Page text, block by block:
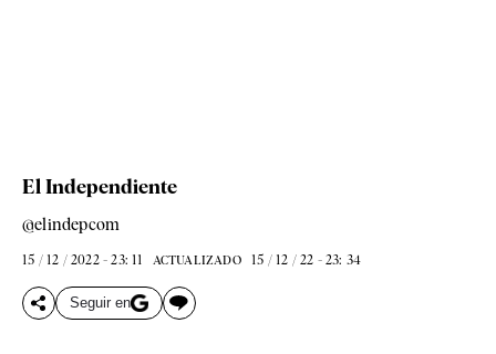
El Independiente
@elindepcom
15 / 12 / 2022 - 23: 11 ACTUALIZADO 15 / 12 / 22 - 23: 34
Seguir en